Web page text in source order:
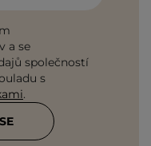
a se
společností
s
.